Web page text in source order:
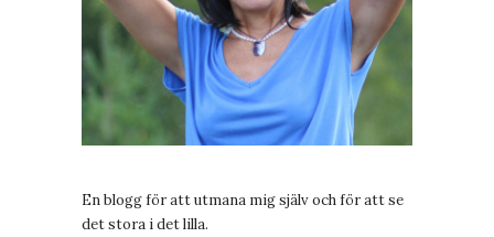
En blogg för att utmana mig själv och för att se
det stora i det lilla.